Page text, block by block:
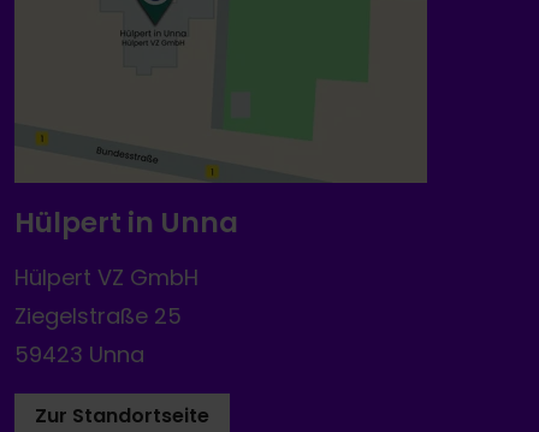
Hülpert in Unna
Hülpert VZ GmbH
Ziegelstraße 25
59423 Unna
Zur Standortseite